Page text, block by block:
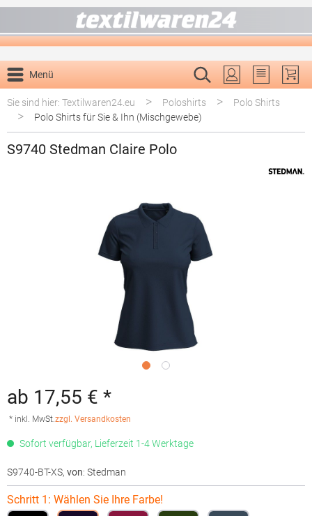
Menü
Du hast 0
Sie sind hier: Textilwaren24.eu
> Poloshirts > Polo Shirts
> Polo Shirts für Sie & Ihn (Mischgewebe)
S9740 Stedman Claire Polo
ab 17,55 € *
* inkl. MwSt.zzgl. Versandkosten
Sofort verfügbar, Lieferzeit 1-4 Werktage
S9740-BT-XS, von: Stedman
Schritt 1: Wählen Sie Ihre Farbe!